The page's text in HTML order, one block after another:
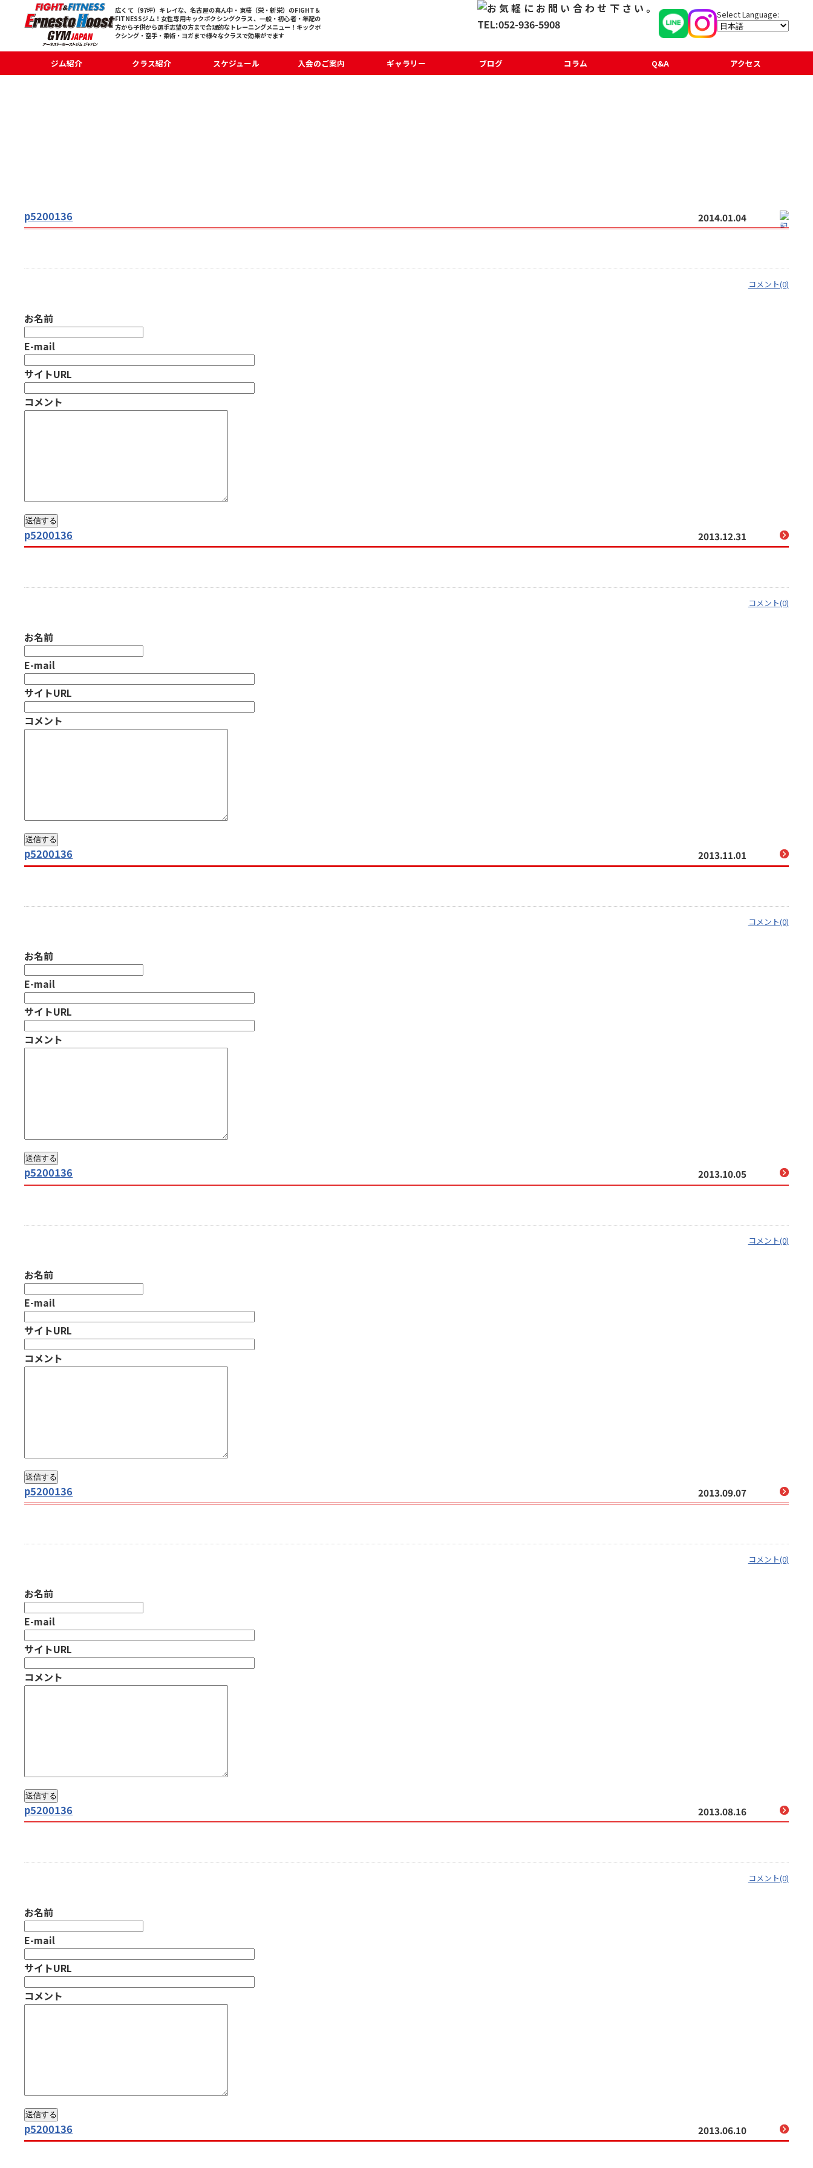
広くて（97坪）キレイな、名古屋の真ん中・東桜（栄・新栄）のFIGHT＆
FITNESSジム！女性専用キックボクシングクラス、一般・初心者・年配の
方から子供から選手志望の方まで合理的なトレーニングメニュー！キックボ
クシング・空手・柔術・ヨガまで様々なクラスで効果がでます
ジム紹介 クラス紹介 スケジュール 入会のご案内 ギャラリー ブログ コラム Q&A アクセス
p5200136 2014.01.04
コメント(0)
お名前
E-mail
サイトURL
コメント
p5200136 2013.12.31
コメント(0)
お名前
E-mail
サイトURL
コメント
p5200136 2013.11.01
コメント(0)
お名前
E-mail
サイトURL
コメント
p5200136 2013.10.05
コメント(0)
お名前
E-mail
サイトURL
コメント
p5200136 2013.09.07
コメント(0)
お名前
E-mail
サイトURL
コメント
p5200136 2013.08.16
コメント(0)
お名前
E-mail
サイトURL
コメント
p5200136 2013.06.10